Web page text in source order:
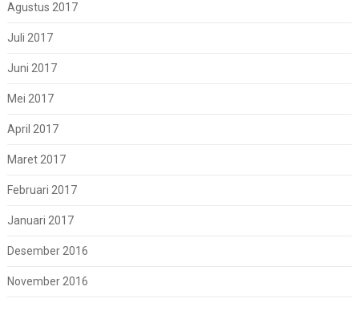
Agustus 2017
Juli 2017
Juni 2017
Mei 2017
April 2017
Maret 2017
Februari 2017
Januari 2017
Desember 2016
November 2016